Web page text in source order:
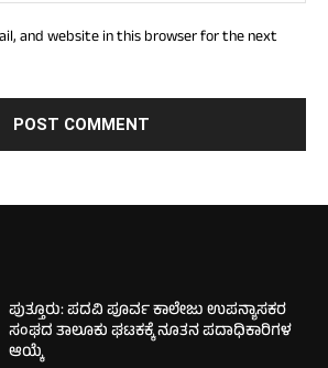
and website in this browser for the next
ಪುತ್ತೂರು: ಪದವಿ ಪೂರ್ವ ಕಾಲೇಜು ಉಪನ್ಯಾಸಕರ
ಸಂಘದ ತಾಲೂಕು ಘಟಕಕ್ಕೆ ನೂತನ ಪದಾಧಿಕಾರಿಗಳ
ಆಯ್ಕೆ